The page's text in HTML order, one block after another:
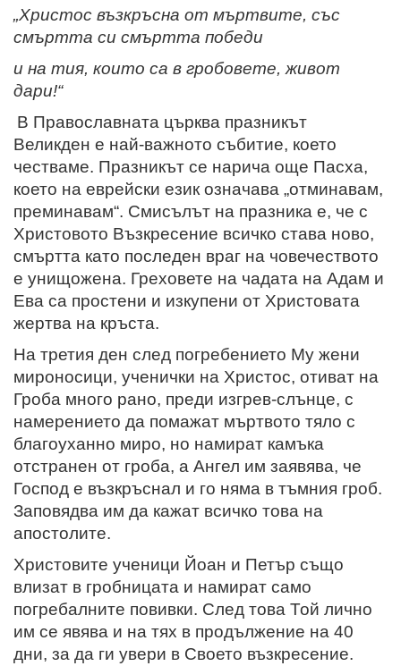
„Христос възкръсна от мъртвите, със
смъртта си смъртта победи
и на тия, които са в гробовете, живот
дари!“
В Православната църква празникът
Великден е най-важното събитие, което
честваме. Празникът се нарича още Пасха,
което на еврейски език означава „отминавам,
преминавам“. Смисълът на празника е, че с
Христовото Възкресение всичко става ново,
смъртта като последен враг на човечеството
е унищожена. Греховете на чадата на Адам и
Ева са простени и изкупени от Христовата
жертва на кръста.
На третия ден след погребението Му жени
мироносици, ученички на Христос, отиват на
Гроба много рано, преди изгрев-слънце, с
намерението да помажат мъртвото тяло с
благоуханно миро, но намират камъка
отстранен от гроба, а Ангел им заявява, че
Господ е възкръснал и го няма в тъмния гроб.
Заповядва им да кажат всичко това на
апостолите.
Христовите ученици Йоан и Петър също
влизат в гробницата и намират само
погребалните повивки. След това Той лично
им се явява и на тях в продължение на 40
дни, за да ги увери в Своето възкресение.